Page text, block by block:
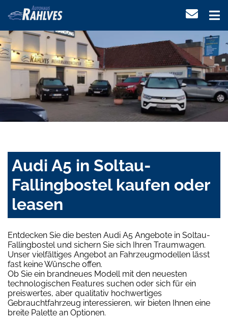
Audi A5 in Soltau-
Fallingbostel kaufen oder
leasen
Entdecken Sie die besten Audi A5 Angebote in Soltau-
Fallingbostel und sichern Sie sich Ihren Traumwagen.
Unser vielfältiges Angebot an Fahrzeugmodellen lässt
fast keine Wünsche offen.
Ob Sie ein brandneues Modell mit den neuesten
technologischen Features suchen oder sich für ein
preiswertes, aber qualitativ hochwertiges
Gebrauchtfahrzeug interessieren, wir bieten Ihnen eine
breite Palette an Optionen.